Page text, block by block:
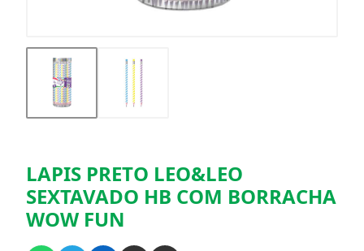
LAPIS PRETO LEO&LEO
SEXTAVADO HB COM BORRACHA
WOW FUN